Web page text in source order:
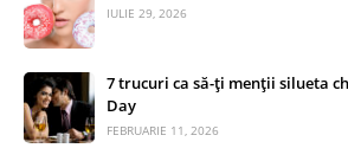
IULIE 29, 2026
7 trucuri ca să-ți menții silueta
Day
FEBRUARIE 11, 2026